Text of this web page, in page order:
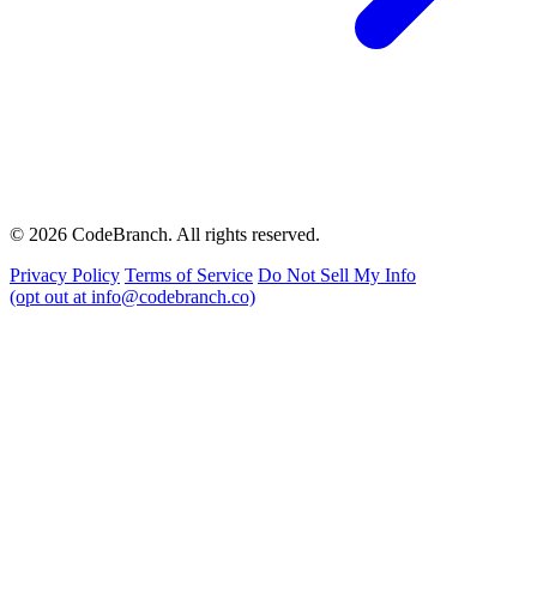
© 2026 CodeBranch. All rights reserved.
Privacy Policy Terms of Service Do Not Sell My Info
(opt out at info@codebranch.co)